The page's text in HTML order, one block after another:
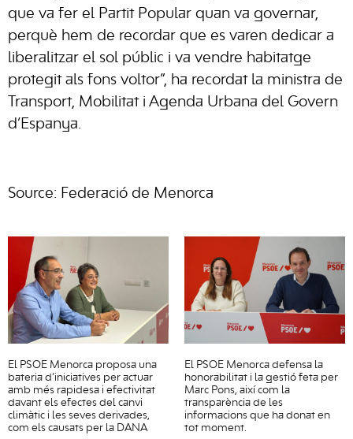
que va fer el Partit Popular quan va governar,
perquè hem de recordar que es varen dedicar a
liberalitzar el sol públic i va vendre habitatge
protegit als fons voltor”, ha recordat la ministra de
Transport, Mobilitat i Agenda Urbana del Govern
d’Espanya.
Source: Federació de Menorca
El PSOE Menorca proposa una
bateria d’iniciatives per actuar
amb més rapidesa i efectivitat
davant els efectes del canvi
climàtic i les seves derivades,
com els causats per la DANA
El PSOE Menorca defensa la
honorabilitat i la gestió feta per
Marc Pons, així com la
transparència de les
informacions que ha donat en
tot moment.